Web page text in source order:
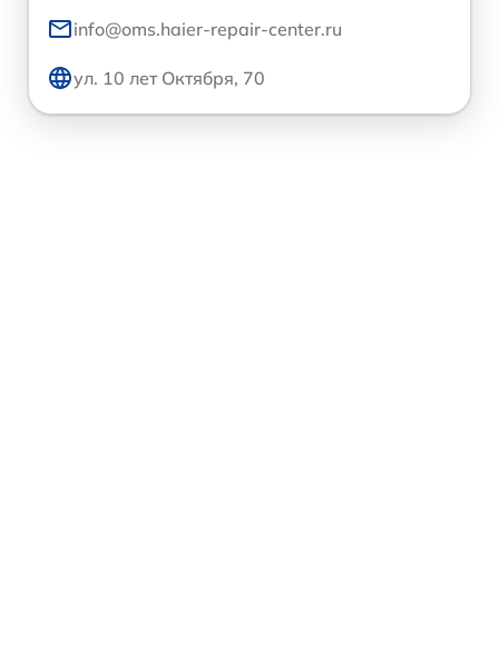
info@oms.haier-repair-center.ru
ул. 10 лет Октября, 70